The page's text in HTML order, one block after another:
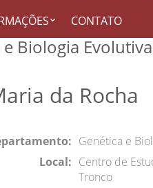
CONTATO
e Biologia
da Rocha
Genética e
Local: Centro de
Tronco